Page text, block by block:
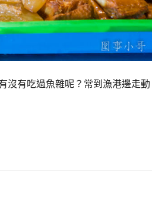
沒有吃過魚雜呢？常到漁港邊走動